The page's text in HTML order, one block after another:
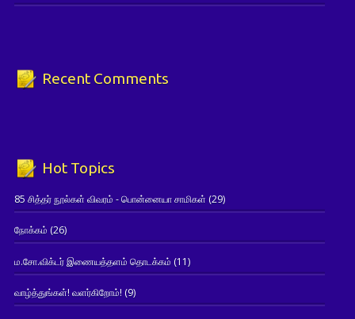
Recent Comments
Hot Topics
85 சித்தர் நூல்கள் விவரம் - பொன்னையா சாமிகள் (29)
நோக்கம் (26)
ம.சோ.விக்டர் இணையத்தளம் தொடக்கம் (11)
வாழ்த்துங்கள்! வளர்கிறோம்! (9)